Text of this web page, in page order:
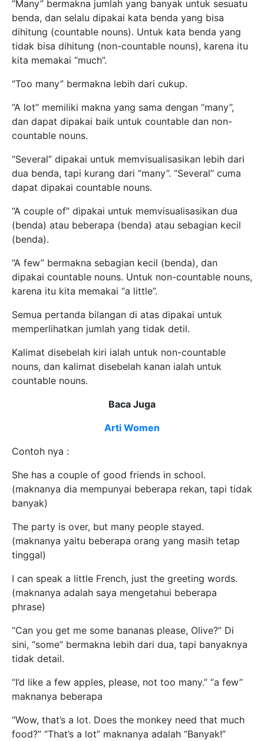
“Many” bermakna jumlah yang banyak untuk sesuatu
benda, dan selalu dipakai kata benda yang bisa
dihitung (countable nouns). Untuk kata benda yang
tidak bisa dihitung (non-countable nouns), karena itu
kita memakai “much”.
“Too many” bermakna lebih dari cukup.
“A lot” memiliki makna yang sama dengan “many”,
dan dapat dipakai baik untuk countable dan non-
countable nouns.
“Several” dipakai untuk memvisualisasikan lebih dari
dua benda, tapi kurang dari “many”. “Several” cuma
dapat dipakai countable nouns.
“A couple of” dipakai untuk memvisualisasikan dua
(benda) atau beberapa (benda) atau sebagian kecil
(benda).
“A few” bermakna sebagian kecil (benda), dan
dipakai countable nouns. Untuk non-countable nouns,
karena itu kita memakai “a little”.
Semua pertanda bilangan di atas dipakai untuk
memperlihatkan jumlah yang tidak detil.
Kalimat disebelah kiri ialah untuk non-countable
nouns, dan kalimat disebelah kanan ialah untuk
countable nouns.
Baca Juga
Arti Women
Contoh nya :
She has a couple of good friends in school.
(maknanya dia mempunyai beberapa rekan, tapi tidak
banyak)
The party is over, but many people stayed.
(maknanya yaitu beberapa orang yang masih tetap
tinggal)
I can speak a little French, just the greeting words.
(maknanya adalah saya mengetahui beberapa
phrase)
“Can you get me some bananas please, Olive?” Di
sini, “some” bermakna lebih dari dua, tapi banyaknya
tidak detail.
“I’d like a few apples, please, not too many.” “a few”
maknanya beberapa
“Wow, that’s a lot. Does the monkey need that much
food?” “That’s a lot” maknanya adalah “Banyak!”